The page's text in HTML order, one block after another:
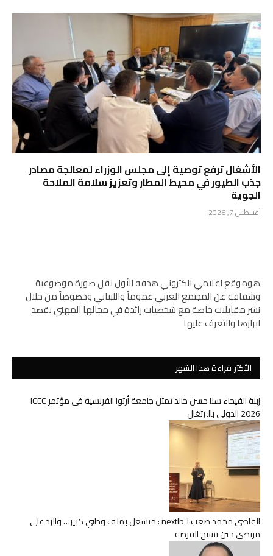
الأشغال ترفع توصية إلى مجلس الوزراء لمعالجة مصادر
جذب الطيور في محيط المطار وتعزيز سلامة الملاحة
الجوية
أغسطس 7, 2026
هوموقع اعلامي الكتروني هدفه الأول نقل صورة موضوعية
وشفافة عن المجتمع العربي عموماً واللبناني وخصوصاً من خلال
نشر مقابلات خاصة مع شخصيات رائدة في مجالها المهني بقصد
ابرازها والتعرف عليها
الأكثر قراءة هذا الشهر
إبنة الفيحاء سنا حسن خالد تمثل جامعة أرتوا الفرنسية في مؤتمر ICEC
2026 الدولي بالبرتغال
القاضي محمد صعب لـnextlb : منشغل بملف وطني كبير… والرد على
مرتضى حين تسنح الفرصة